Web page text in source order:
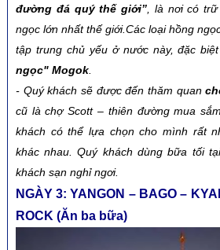
đường đá quý thế giới” , là nơi có
ngọc lớn nhất thế giới.Các loại hồng
tập trung chủ yếu ở nước này, đặc
ngọc" Mogok.
- Quý khách sẽ được đến thăm quan
cũ là chợ Scott – thiên đường mua
khách có thể lựa chọn cho mình rất
khác nhau. Quý khách dùng bữa tối
khách sạn nghỉ ngơi.
NGÀY 3: YANGON – BAGO –
ROCK (Ăn ba bữa)